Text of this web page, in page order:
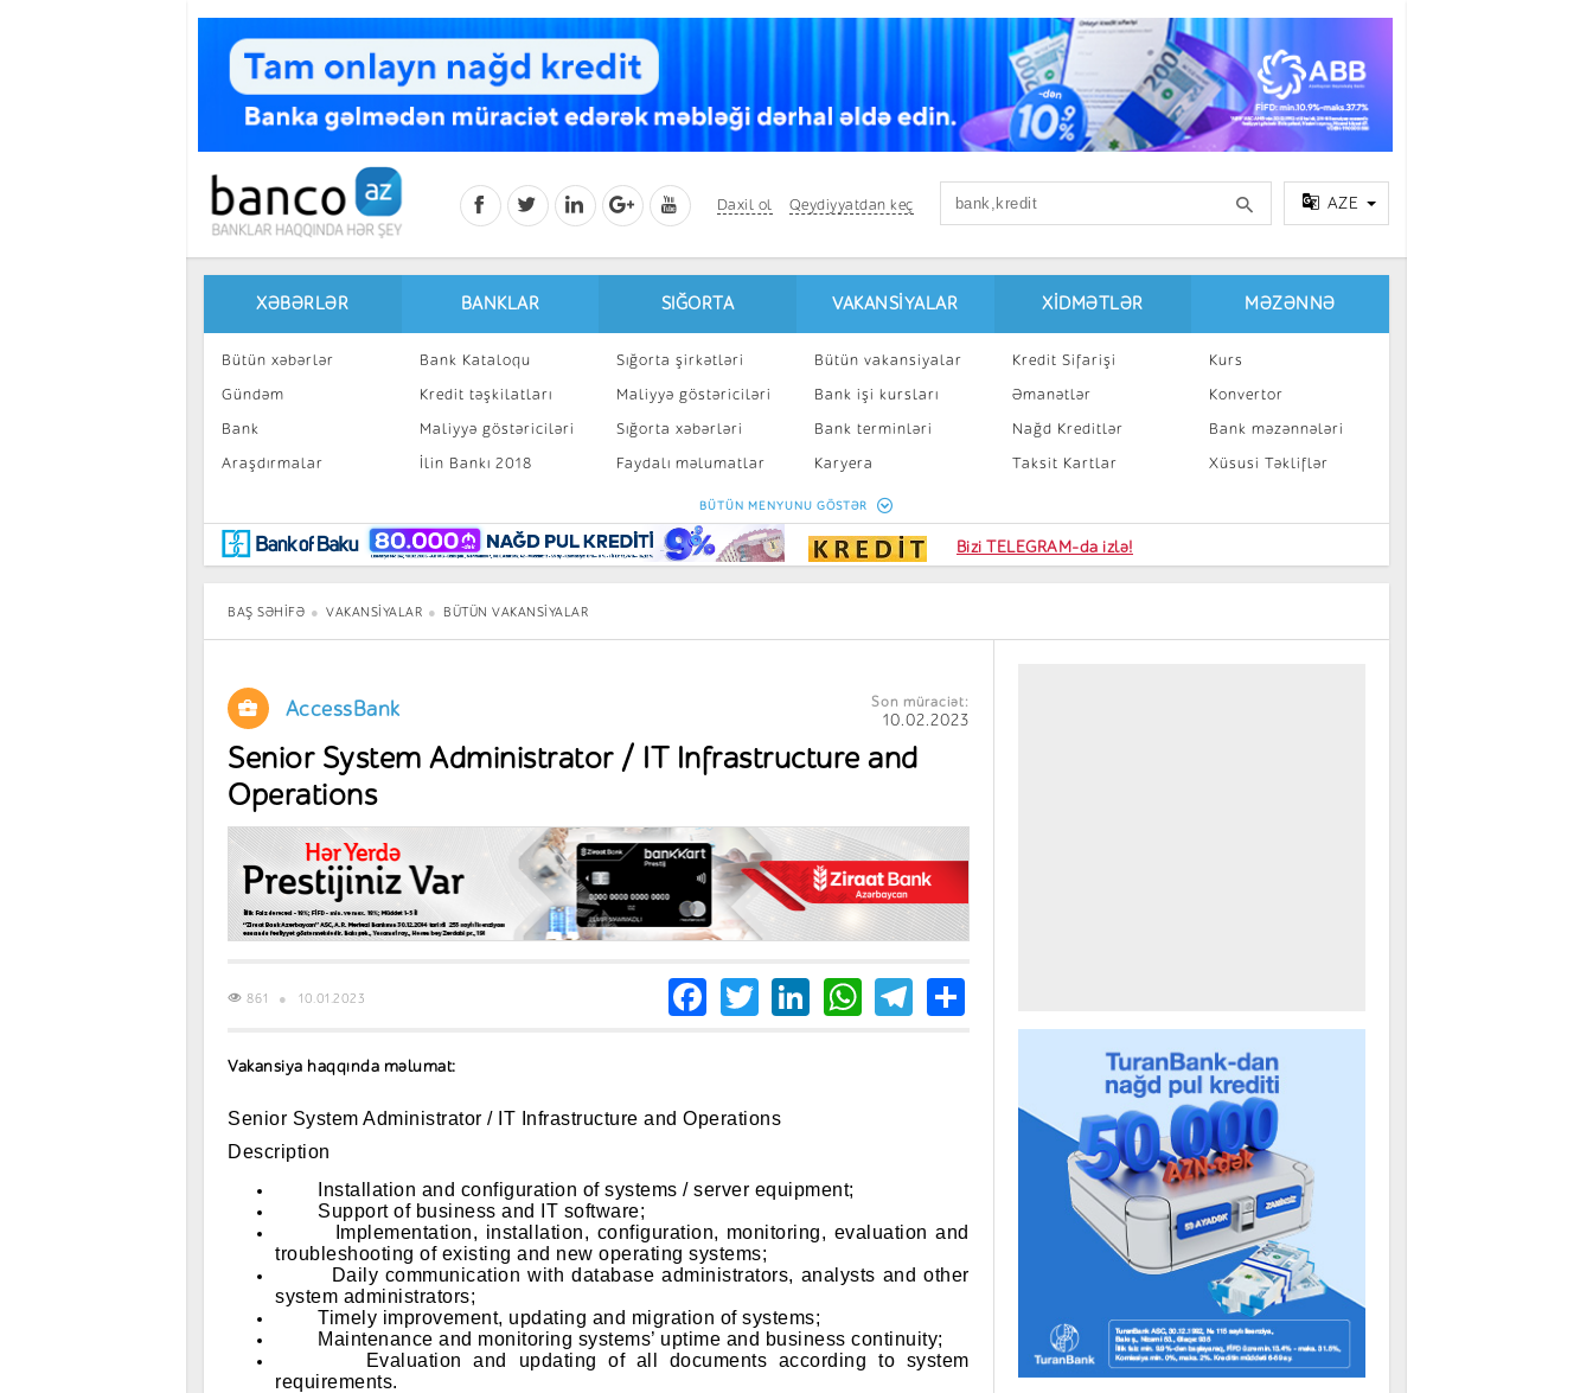
Daxil ol Qeydiyyatdan keç AZE
XƏBƏRLƏR
Bütün xəbərlər
Gündəm
Bank
Araşdırmalar
Maraqlı
BancoTV
Müsahibə
BANKLAR
Bank Kataloqu
Kredit təşkilatları
Maliyyə göstəriciləri
İlin Bankı 2018
SIĞORTA
Sığorta şirkətləri
Maliyyə göstəriciləri
Sığorta xəbərləri
Faydalı məlumatlar
Sığorta kalkulyatoru
VAKANSIYALAR
Bütün vakansiyalar
Bank işi kursları
Bank terminləri
Karyera
Peşakar inkişaf
XIDMƏTLƏR
Kredit Sifarişi
Əmanətlər
Nağd Kreditlər
Taksit Kartlar
Kart sifarişi
MƏZƏNNƏ
Kurs
Konvertor
Bank məzənnələri
Xüsusi Təkliflər
BÜTÜN MENYUNU GÖSTƏR
Bizi TELEGRAM-da izlə!
BAŞ SƏHIFƏ VAKANSIYALAR BÜTÜN VAKANSIYALAR
AccessBank Son müraciət:
10.02.2023
Senior System Administrator / IT Infrastructure and
Operations
861 10.01.2023 Facebook
TwitterLinkedIn
WhatsApp
Telegram
Share
Vakansiya haqqında məlumat:
Senior System Administrator / IT Infrastructure and Operations
Description
Installation and configuration of systems / server equipment;
Support of business and IT software;
Implementation, installation, configuration, monitoring, evaluation and
troubleshooting of existing and new operating systems;
Daily communication with database administrators, analysts and other
system administrators;
Timely improvement, updating and migration of systems;
Maintenance and monitoring systems’ uptime and business continuity;
Evaluation and updating of all documents according to system
requirements.